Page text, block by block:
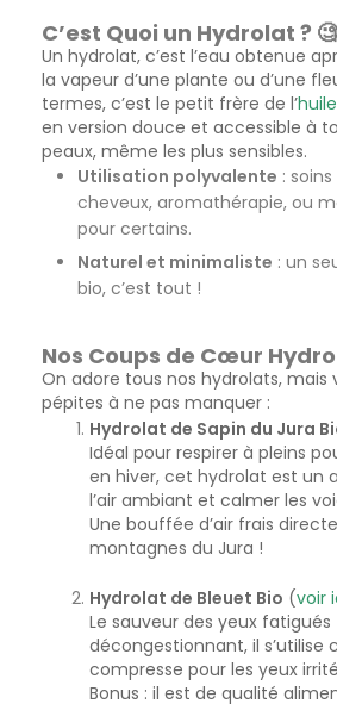
C’est Quoi un Hydrolat ? 🧐
Un hydrolat, c’est l’eau obtenue
la vapeur d’une plante ou d’une
termes, c’est le petit frère de l’
en version douce et accessible à
peaux, même les plus sensibles.
Utilisation polyvalente :
cheveux, aromathérapie, ou
pour certains.
Naturel et minimaliste : un
bio, c’est tout !
Nos Coups de Cœur
On adore tous nos hydrolats, mais
pépites à ne pas manquer :
Hydrolat de Sapin du Jura
Idéal pour respirer à pleins
en hiver, cet hydrolat est un
l’air ambiant et calmer les
Une bouffée d’air frais
montagnes du Jura !
Hydrolat de Bleuet Bio (voir
Le sauveur des yeux
décongestionnant, il s’utilise
compresse pour les yeux
Bonus : il est de qualité